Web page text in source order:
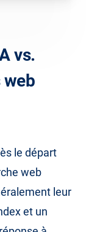
vs.
web
le départ
web
leur
et un